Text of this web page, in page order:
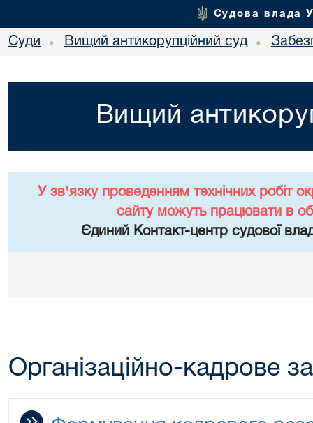
Судова влада
Суди • Вищий антикорупційний суд •
Вищий
У зв'язку проведенням технічних робіт
сайту можуть працювати в
Єдиний Контакт-центр судової
Організаційно-кадрове